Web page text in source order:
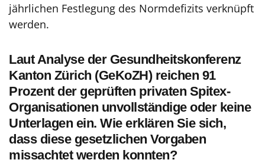
jährlichen Festlegung des Normdefizits verknüpft
werden.
Laut Analyse der Gesundheitskonferenz
Kanton Zürich (GeKoZH) reichen 91
Prozent der geprüften privaten Spitex-
Organisationen unvollständige oder keine
Unterlagen ein. Wie erklären Sie sich,
dass diese gesetzlichen Vorgaben
missachtet werden konnten?